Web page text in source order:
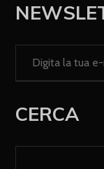
CERCA